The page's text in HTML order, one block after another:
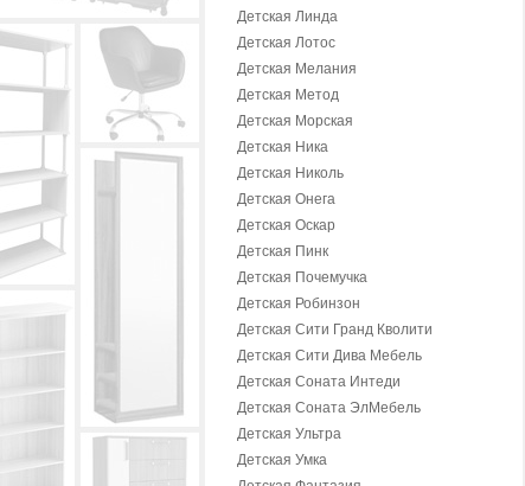
Детская Линда
Детская Лотос
Детская Мелания
Детская Метод
Детская Морская
Детская Ника
Детская Николь
Детская Онега
Детская Оскар
Детская Пинк
Детская Почемучка
Детская Робинзон
Детская Сити Гранд Кволити
Детская Сити Дива Мебель
Детская Соната Интеди
Детская Соната ЭлМебель
Детская Ультра
Детская Умка